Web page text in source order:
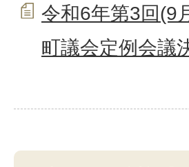
令和6年第3回(9
町議会定例会議